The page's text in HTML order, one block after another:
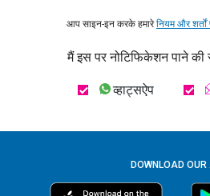
आप साइन-इन करके हमारेनियम और
मैं इस पर नोटिफिकेशन पाने की
व्हाट्सऐप
DOWNLOAD OUR